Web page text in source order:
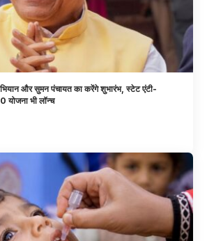
और सुमन पंचायत का करेंगे शुभारंभ, स्टेट एंटी-
योजना भी लॉन्च